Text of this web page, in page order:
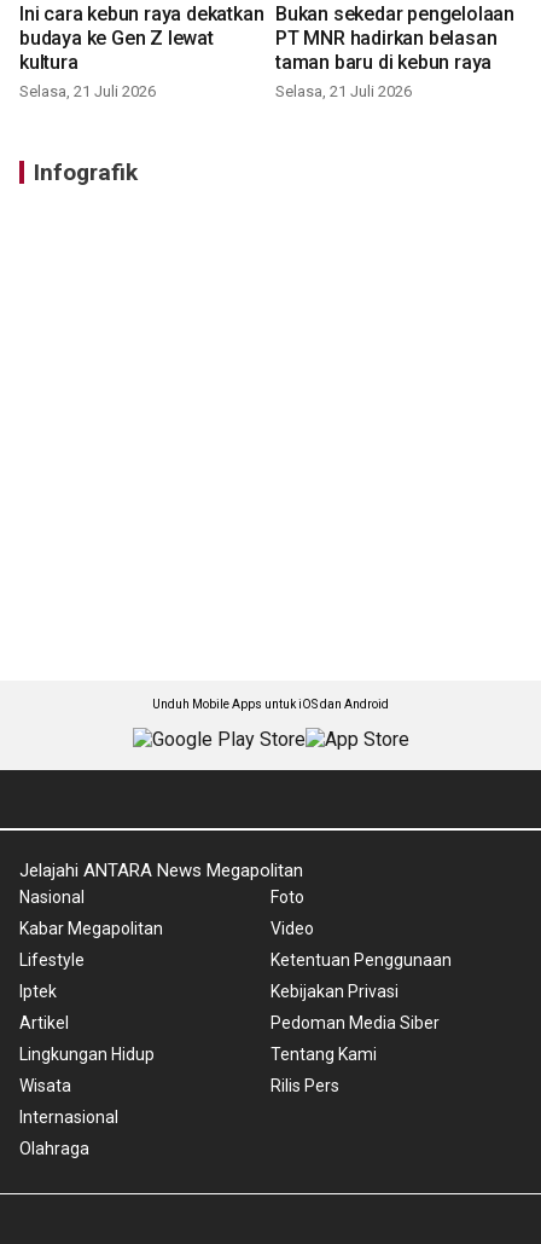
Ini cara kebun raya dekatkan
budaya ke Gen Z lewat
kultura
Selasa, 21 Juli 2026
Bukan sekedar pengelolaan
PT MNR hadirkan belasan
taman baru di kebun raya
Selasa, 21 Juli 2026
Infografik
Unduh Mobile Apps untuk iOS dan Android
Jelajahi ANTARA News Megapolitan
Nasional
Kabar Megapolitan
Lifestyle
Iptek
Artikel
Lingkungan Hidup
Wisata
Internasional
Olahraga
Foto
Video
Ketentuan Penggunaan
Kebijakan Privasi
Pedoman Media Siber
Tentang Kami
Rilis Pers